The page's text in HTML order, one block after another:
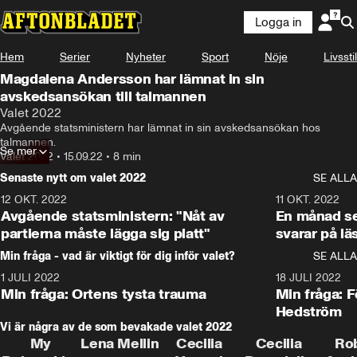
Logga in
Hem Serier Nyheter Sport Nöje Livsstil
Magdalena Andersson har lämnat in sin
avskedsansökan till talmannen
Valet 2022
Avgående statsministern har lämnat in sin avskedsansökan hos
talmannen.
Valet 2022 • 15.09.22 • 8 min
Se mer
Senaste nytt om valet 2022
SE ALLA
12 OKT. 2022
Avgående statsministern: "Nåt av
partierna måste lägga sig platt"
11 OKT. 2022
En månad
svarar på
Min fråga - vad är viktigt för dig inför valet?
SE ALLA
1 JULI 2022
Min fråga: Ortens tysta trauma
18 JULI 2022
Min fråga:
Hedström
Vi är några av de som bevakade valet 2022
My
Lena Mellin
Cecilia
Cecilia